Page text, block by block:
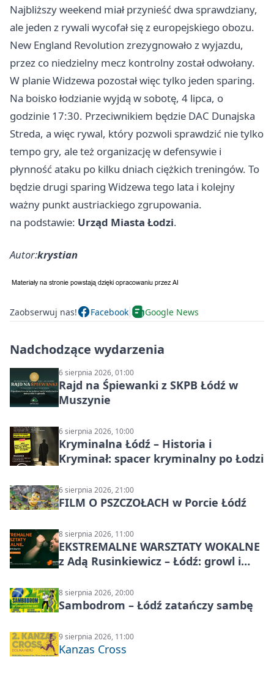
Najbliższy weekend miał przynieść dwa sprawdziany,
ale jeden z rywali wycofał się z europejskiego obozu.
New England Revolution zrezygnowało z wyjazdu,
przez co niedzielny mecz kontrolny został odwołany.
W planie Widzewa pozostał więc tylko jeden sparing.
Na boisko łodzianie wyjdą w sobotę, 4 lipca, o
godzinie 17:30. Przeciwnikiem będzie DAC Dunajska
Streda, a więc rywal, który pozwoli sprawdzić nie tylko
tempo gry, ale też organizację w defensywie i
płynność ataku po kilku dniach ciężkich treningów. To
będzie drugi sparing Widzewa tego lata i kolejny
ważny punkt austriackiego zgrupowania.
na podstawie: Urząd Miasta Łodzi.
Autor:krystian
Zaobserwuj nas! Facebook Google News
Nadchodzące wydarzenia
6 sierpnia 2026, 01:00
Rajd na Śpiewanki z SKPB Łódź w
Muszynie
6 sierpnia 2026, 10:00
Kryminalna Łódź – Historia i
Kryminał: spacer kryminalny po Łodzi
6 sierpnia 2026, 21:00
FILM O PSZCZOŁACH w Porcie Łódź
8 sierpnia 2026, 11:00
EKSTREMALNE WARSZTATY WOKALNE
z Adą Rusinkiewicz – Łódź: growl i
8 sierpnia 2026, 20:00
Sambodrom – Łódź zatańczy sambę
9 sierpnia 2026, 11:00
Kanzas Cross